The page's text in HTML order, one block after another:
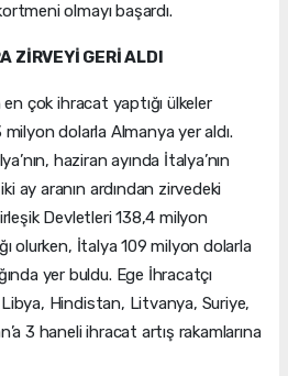
olmayı başardı.
ZİRVEYİ GERİ ALDI
en çok ihracat yaptığı ülkeler
dolarla Almanya yer aldı.
haziran ayında İtalya’nın
ay aranın ardından zirvedeki
Devletleri 138,4 milyon
olurken, İtalya 109 milyon dolarla
yer buldu. Ege İhracatçı
Hindistan, Litvanya, Suriye,
3 haneli ihracat artış rakamlarına